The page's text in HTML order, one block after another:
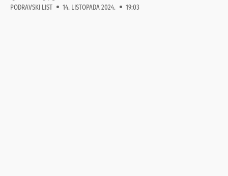
PODRAVSKI LIST 14. LISTOPADA 2024. 19:03